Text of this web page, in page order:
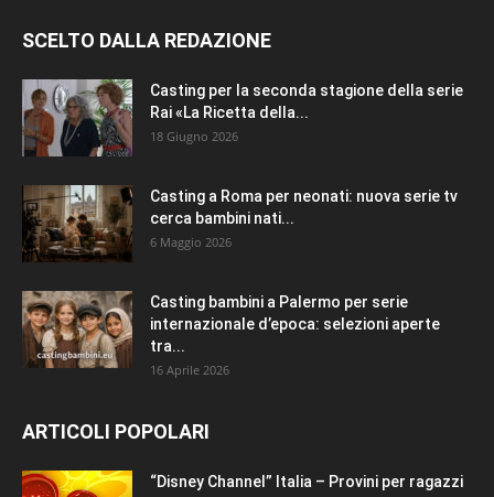
SCELTO DALLA REDAZIONE
Casting per la seconda stagione della serie
Rai «La Ricetta della...
18 Giugno 2026
Casting a Roma per neonati: nuova serie tv
cerca bambini nati...
6 Maggio 2026
Casting bambini a Palermo per serie
internazionale d’epoca: selezioni aperte
tra...
16 Aprile 2026
ARTICOLI POPOLARI
“Disney Channel” Italia – Provini per ragazzi